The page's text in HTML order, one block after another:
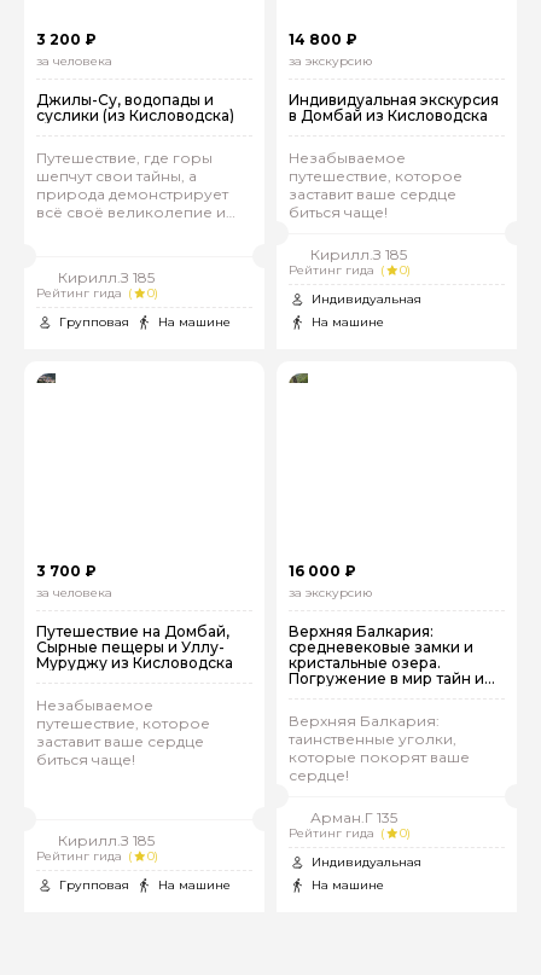
3 200 ₽
за человека
Джилы-Су, водопады и
суслики (из Кисловодска)
Путешествие, где горы
шепчут свои тайны, а
природа демонстрирует
всё своё великолепие и
Кирилл.З 185
Рейтинг гида (
0)
Групповая
На машине
14 800 ₽
за экскурсию
Индивидуальная экскурсия
в Домбай из Кисловодска
Незабываемое
путешествие, которое
заставит ваше сердце
биться чаще!
Кирилл.З 185
Рейтинг гида (
0)
Индивидуальная
На машине
3 700 ₽
за человека
Путешествие на Домбай,
Сырные пещеры и Уллу-
Муруджу из Кисловодска
Незабываемое
путешествие, которое
заставит ваше сердце
биться чаще!
Кирилл.З 185
Рейтинг гида (
0)
Групповая
На машине
16 000 ₽
за экскурсию
Верхняя Балкария:
средневековые замки и
кристальные озера.
Погружение в мир тайн и
Верхняя Балкария:
таинственные уголки,
которые покорят ваше
сердце!
Арман.Г 135
Рейтинг гида (
0)
Индивидуальная
На машине
Как вас зовут
задать
Я даю своё согласие на обработку персональных
данных
Отправить